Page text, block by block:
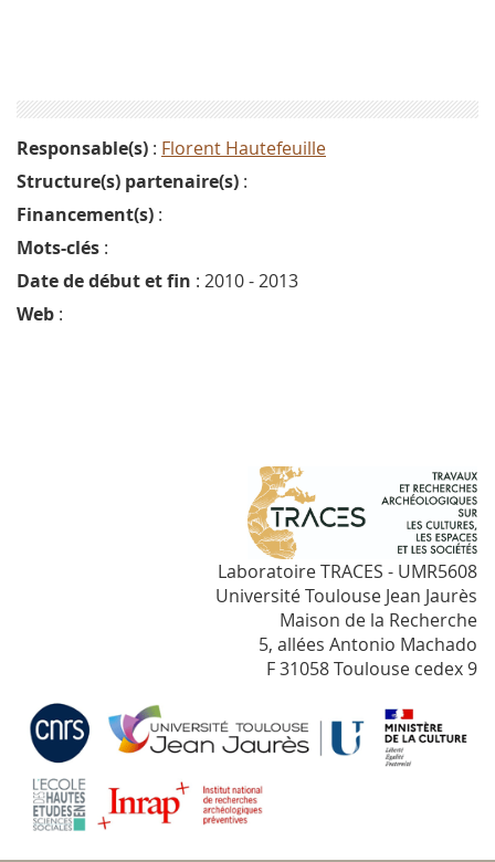
Responsable(s) : Florent Hautefeuille
Structure(s) partenaire(s) :
Financement(s) :
Mots-clés :
Date de début et fin : 2010 - 2013
Web :
Laboratoire TRACES - UMR5608
Université Toulouse Jean Jaurès
Maison de la Recherche
5, allées Antonio Machado
F 31058 Toulouse cedex 9